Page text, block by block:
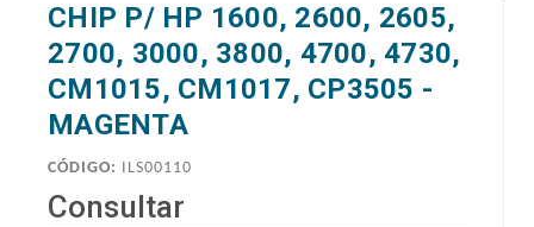
CHIP P/ HP 1600, 2600, 2605,
2700, 3000, 3800, 4700, 4730,
CM1015, CM1017, CP3505 -
MAGENTA
CÓDIGO: ILS00110
Consultar